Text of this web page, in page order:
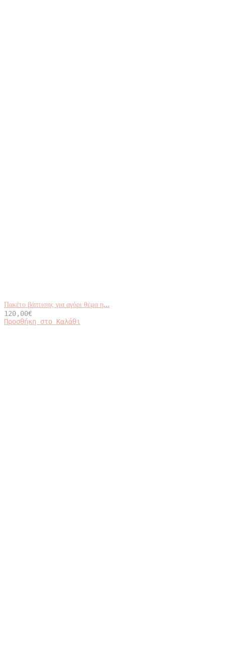
Πακέτο βάπτισης για αγόρι θέμα η...
120,00€
Προσθήκη στο Καλάθι